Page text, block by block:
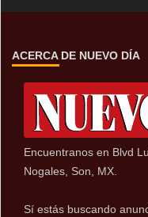
ACERCA DE NUEVO DÍA
Encuentranos en Blvd
Nogales, Son, MX.
Sí estás buscando